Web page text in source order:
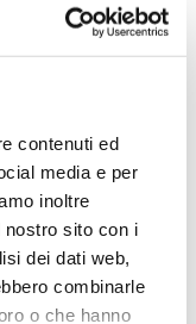
contenuti ed
media e per
inoltre
sito con i
dei dati web,
combinarle
o che hanno